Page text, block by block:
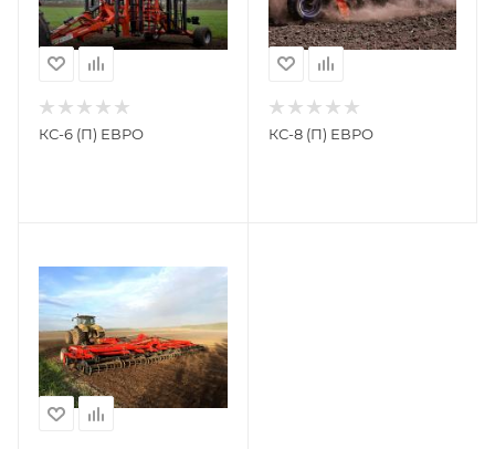
КС-6 (П) ЕВРО КС-8 (П) ЕВРО